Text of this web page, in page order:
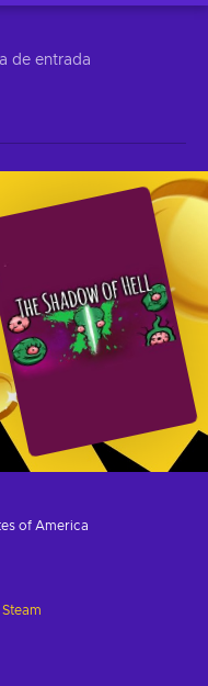
de entrada
of America
Steam